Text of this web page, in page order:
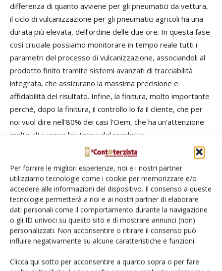
Per fornire le migliori esperienze, noi e i nostri partner
utilizziamo tecnologie come i cookie per memorizzare e/o
accedere alle informazioni del dispositivo. Il consenso a queste
tecnologie permetterà a noi e ai nostri partner di elaborare
dati personali come il comportamento durante la navigazione
o gli ID univoci su questo sito e di mostrare annunci (non)
personalizzati. Non acconsentire o ritirare il consenso può
influire negativamente su alcune caratteristiche e funzioni.
Clicca qui sotto per acconsentire a quanto sopra o per fare
differenza di quanto avviene per gli pneumatici da vettura,
il ciclo di vulcanizzazione per gli pneumatici agricoli ha una
durata più elevata, dell’ordine delle due ore. In questa fase
così cruciale possiamo monitorare in tempo reale tutti i
parametri del processo di vulcanizzazione, associandoli al
prodotto finito tramite sistemi avanzati di tracciabilità
integrata, che assicurano la massima precisione e
affidabilità del risultato. Infine, la finitura, molto importante
perché, dopo la finitura, il controllo lo fa il cliente, che per
noi vuol dire nell’80% dei casi l’Oem, che ha un’attenzione
molto alta verso l’estetica del prodotto.
Perciò in questa fase effettuiamo controlli visivi e ispettivi,
che vengono svolti anche in magazzino con una macchina
per la valutazione della radial run-out della copertura. Solo i
prodotti che superano questi rigorosi controlli di qualità
possono lasciare la fabbrica, arrivare al magazzino finale e,
successivamente, ai nostri clienti. Oltre alla costante
ricerca di un miglioramento continuo della qualità del
dedica incessantemente all’ottimizzazione degli indicatori